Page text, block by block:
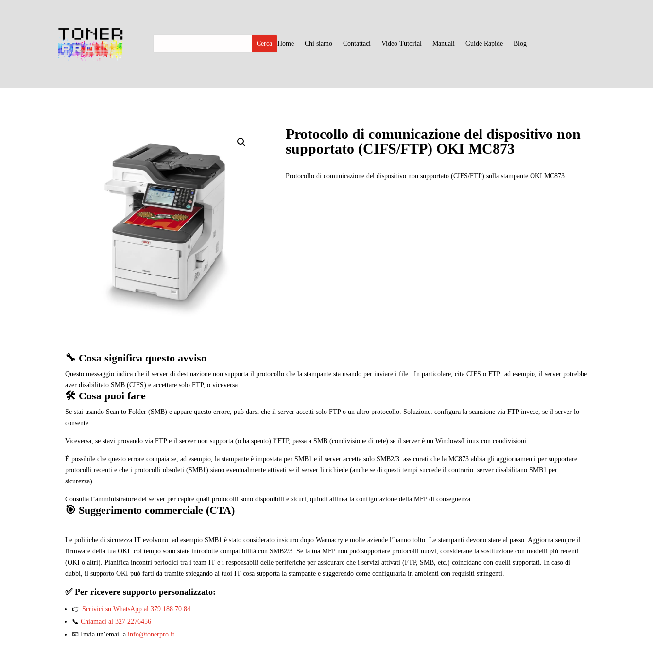
Home Chi siamo Contattaci Video Tutorial Manuali Guide Rapide Blog
Protocollo di comunicazione del dispositivo non
supportato (CIFS/FTP) OKI MC873
Protocollo di comunicazione del dispositivo non supportato (CIFS/FTP) sulla stampante OKI MC873
🔧 Cosa significa questo avviso
Questo messaggio indica che il server di destinazione non supporta il protocollo che la stampante sta usando per inviare i file . In particolare, cita CIFS o FTP: ad esempio, il server potrebbe
aver disabilitato SMB (CIFS) e accettare solo FTP, o viceversa.
🛠️ Cosa puoi fare
Se stai usando Scan to Folder (SMB) e appare questo errore, può darsi che il server accetti solo FTP o un altro protocollo. Soluzione: configura la scansione via FTP invece, se il server lo
consente.
Viceversa, se stavi provando via FTP e il server non supporta (o ha spento) l’FTP, passa a SMB (condivisione di rete) se il server è un Windows/Linux con condivisioni.
È possibile che questo errore compaia se, ad esempio, la stampante è impostata per SMB1 e il server accetta solo SMB2/3: assicurati che la MC873 abbia gli aggiornamenti per supportare
protocolli recenti e che i protocolli obsoleti (SMB1) siano eventualmente attivati se il server li richiede (anche se di questi tempi succede il contrario: server disabilitano SMB1 per
sicurezza).
Consulta l’amministratore del server per capire quali protocolli sono disponibili e sicuri, quindi allinea la configurazione della MFP di conseguenza.
🎯 Suggerimento commerciale (CTA)
Le politiche di sicurezza IT evolvono: ad esempio SMB1 è stato considerato insicuro dopo Wannacry e molte aziende l’hanno tolto. Le stampanti devono stare al passo. Aggiorna sempre il
firmware della tua OKI: col tempo sono state introdotte compatibilità con SMB2/3. Se la tua MFP non può supportare protocolli nuovi, considerane la sostituzione con modelli più recenti
(OKI o altri). Pianifica incontri periodici tra i team IT e i responsabili delle periferiche per assicurare che i servizi attivati (FTP, SMB, etc.) coincidano con quelli supportati. In caso di
dubbi, il supporto OKI può farti da tramite spiegando ai tuoi IT cosa supporta la stampante e suggerendo come configurarla in ambienti con requisiti stringenti.
✅ Per ricevere supporto personalizzato:
👉 Scrivici su WhatsApp al 379 188 70 84
📞Chiamaci al 327 2276456
📧 Invia un’email ainfo@tonerpro.it